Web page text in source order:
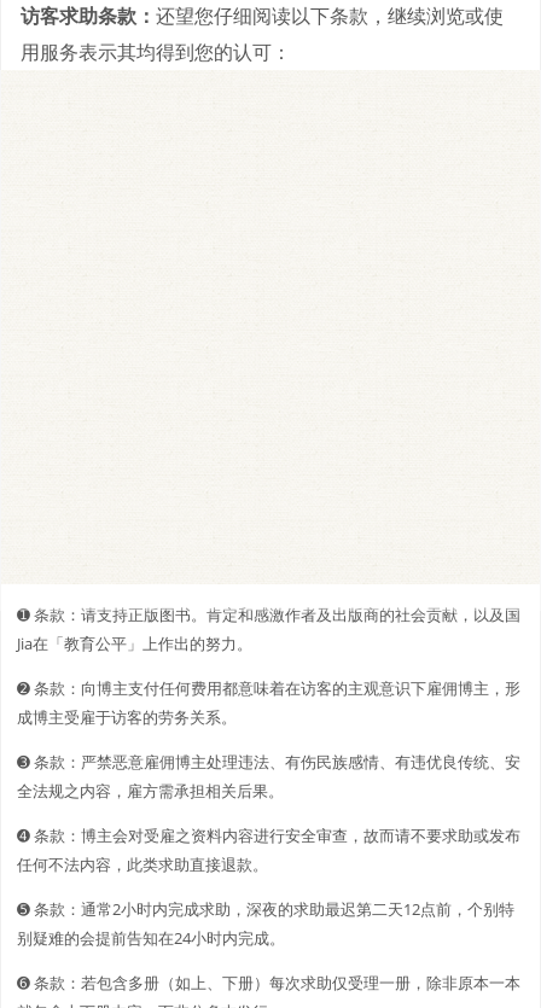
访客求助条款： 还望您仔细阅读以下条款，继续浏览或使
用服务表示其均得到您的认可：
➊️ 条款：请支持正版图书。肯定和感激作者及出版商的社会贡献，以及国
Jia在「教育公平」上作出的努力。
➋️️ 条款：向博主支付任何费用都意味着在访客的主观意识下雇佣博主，形
成博主受雇于访客的劳务关系。
➌ 条款：严禁恶意雇佣博主处理违法、有伤民族感情、有违优良传统、安
全法规之内容，雇方需承担相关后果。
➍ 条款：博主会对受雇之资料内容进行安全审查，故而请不要求助或发布
任何不法内容，此类求助直接退款。
➎ 条款：通常2小时内完成求助，深夜的求助最迟第二天12点前，个别特
别疑难的会提前告知在24小时内完成。
➏ 条款：若包含多册（如上、下册）每次求助仅受理一册，除非原本一本